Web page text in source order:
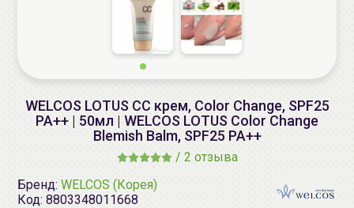
WELCOS LOTUS СС крем, Color Change, SPF25
PA++ | 50мл | WELCOS LOTUS Color Change
Blemish Balm, SPF25 PA++
/ 2 отзыва
Бренд: WELCOS (Корея)
Код: 8803348011668